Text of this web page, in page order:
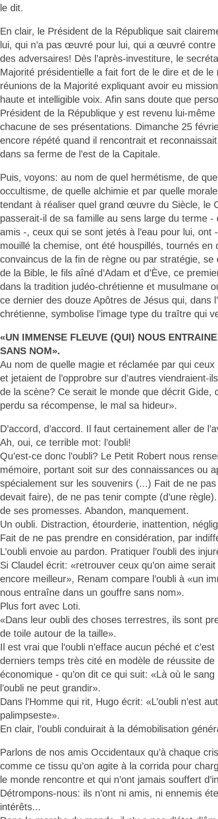
le dit.
En clair, le Président de la République sait
lui, qui n’a pas œuvré pour lui, qui a œuvré
des adversaires! Dès l’après-investiture, le
Majorité présidentielle a fait fort de le dire et de le
réunions de la Majorité expliquant avoir eu
haute et intelligible voix. Afin sans doute que
Président de la République y est revenu lui-
chacune de ses présentations. Dimanche 25
encore répété quand il rencontrait et
dans sa ferme de l’est de la Capitale.
Puis, voyons: au nom de quel hermétisme, de
occultisme, de quelle alchimie et par quelle
tendant à réaliser quel grand œuvre du Siècle, le
passerait-il de sa famille au sens large du terme -
amis -, ceux qui se sont jetés à l’eau pour lui, ont
mouillé la chemise, ont été houspillés, tournés en
convaincus de la fin de règne ou par stratégie,
de la Bible, le fils aîné d’Adam et d’Ève, ce
dans la tradition judéo-chrétienne et musulmane
ce dernier des douze Apôtres de Jésus qui, dans
chrétienne, symbolise l’image type du traître qui
«UN IMMENSE FLEUVE (QUI) NOUS
SANS NOM».
Au nom de quelle magie et réclamée par qui
et jetaient de l’opprobre sur d’autres viendraient-
de la scène? Ce serait le monde que décrit Gide,
perdu sa récompense, le mal sa hideur».
D’accord, d’accord. Il faut certainement aller de
Ah, oui, ce terrible mot: l’oubli!
Qu’est-ce donc l’oubli? Le Petit Robert nous
mémoire, portant soit sur des connaissances ou
spécialement sur les souvenirs (...) Fait de ne pas
devait faire), de ne pas tenir compte (d’une
de ses promesses. Abandon, manquement.
Un oubli. Distraction, étourderie, inattention,
Fait de ne pas prendre en considération, par
L’oubli envoie au pardon. Pratiquer l’oubli des
Si Claudel écrit: «retrouver ceux qu’on aime
encore meilleur», Renam compare l’oubli à «un
nous entraîne dans un gouffre sans nom».
Plus fort avec Loti.
«Dans leur oubli des choses terrestres, ils sont
de toile autour de la taille».
Il est vrai que l’oubli n’efface aucun péché et
derniers temps très cité en modèle de réussite de
économique - qu’on dit ce qui suit: «Là où le sang
l’oubli ne peut grandir».
Dans l’Homme qui rit, Hugo écrit: «L’oubli n’est
palimpseste».
En clair, l’oubli conduirait à la démobilisation
Parlons de nos amis Occidentaux qu’à chaque
comme ce tissu qu’on agite à la corrida pour
le monde rencontre et qui n’ont jamais souffert
Détrompons-nous: ils n’ont ni amis, ni ennemis
intérêts...